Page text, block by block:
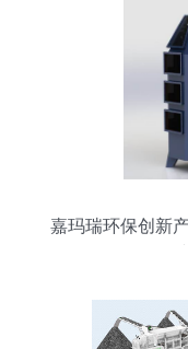
嘉玛瑞环保创新